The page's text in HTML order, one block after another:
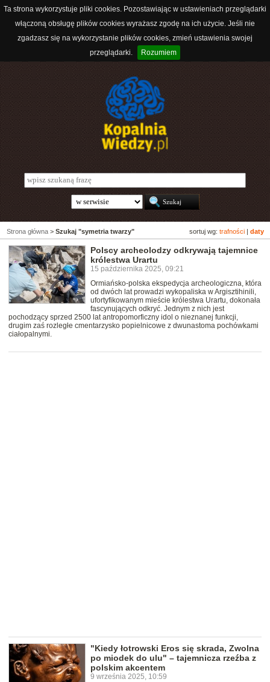
Ta strona wykorzystuje pliki cookies. Pozostawiając w ustawieniach przeglądarki
włączoną obsługę plików cookies wyrażasz zgodę na ich użycie. Jeśli nie
zgadzasz się na wykorzystanie plików cookies, zmień ustawienia swojej
przeglądarki.
Rozumiem
sortuj wg: trafności daty
Strona główna > Szukaj "symetria twarzy"
Polscy archeolodzy odkrywają tajemnice
królestwa Urartu
15 października 2025, 09:21
Ormiańsko-polska ekspedycja archeologiczna, która
od dwóch lat prowadzi wykopaliska w Argisztihinili,
ufortyfikowanym mieście królestwa Urartu, dokonała
fascynujących odkryć. Jednym z nich jest
pochodzący sprzed 2500 lat antropomorficzny idol o nieznanej funkcji,
drugim zaś rozległe cmentarzysko popielnicowe z dwunastoma pochówkami
ciałopalnymi.
"Kiedy łotrowski Eros się skrada, Zwolna
po miodek do ulu" – tajemnicza rzeźba z
polskim akcentem
9 września 2025, 10:59